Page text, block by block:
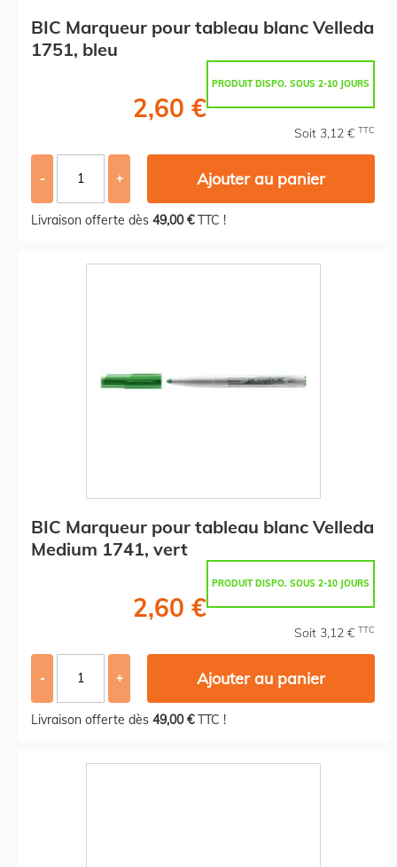
BIC Marqueur pour tableau blanc Velleda
1751, bleu
PRODUIT DISPO. SOUS 2-10 JOURS
2,60 €
Soit 3,12 € TTC
- + Ajouter au panier
Livraison offerte dès 49,00 €TTC !
BIC Marqueur pour tableau blanc Velleda
Medium 1741, vert
PRODUIT DISPO. SOUS 2-10 JOURS
2,60 €
Soit 3,12 € TTC
- + Ajouter au panier
Livraison offerte dès 49,00 €TTC !